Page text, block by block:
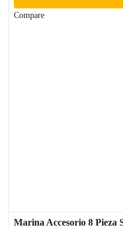
Compare
Marina Accesorio 8 Pieza